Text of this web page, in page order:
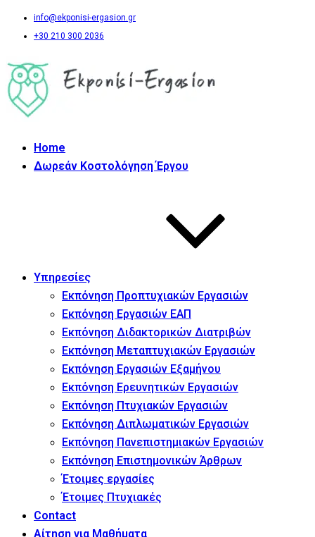
info@ekponisi-ergasion.gr
+30 210 300 2036
Home
Δωρεάν Κοστολόγηση Έργου
Υπηρεσίες
Εκπόνηση Προπτυχιακών Εργασιών
Εκπόνηση Εργασιών ΕΑΠ
Εκπόνηση Διδακτορικών Διατριβών
Εκπόνηση Μεταπτυχιακών Εργασιών
Εκπόνηση Εργασιών Εξαμήνου
Εκπόνηση Ερευνητικών Εργασιών
Εκπόνηση Πτυχιακών Εργασιών
Εκπόνηση Διπλωματικών Εργασιών
Εκπόνηση Πανεπιστημιακών Εργασιών
Εκπόνηση Επιστημονικών Άρθρων
Έτοιμες εργασίες
Έτοιμες Πτυχιακές
Contact
Αίτηση για Μαθήματα